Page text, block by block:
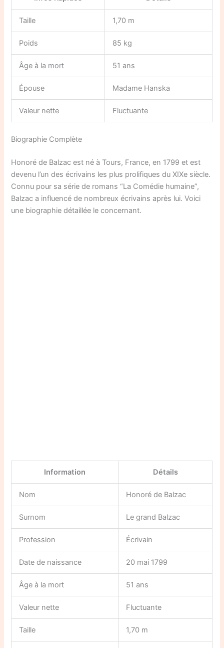
Taille 1,70 m
Poids 85 kg
Âge à la mort 51 ans
Épouse Madame Hanska
Valeur nette Fluctuante
Biographie Complète
Honoré de Balzac est né à Tours, France, en 1799 et est
devenu l’un des écrivains les plus prolifiques du XIXe siècle.
Connu pour sa série de romans “La Comédie humaine”,
Balzac a influencé de nombreux écrivains après lui. Voici
une biographie détaillée le concernant.
Information Détails
Nom Honoré de Balzac
Surnom Le grand Balzac
Profession Écrivain
Date de naissance 20 mai 1799
Âge à la mort 51 ans
Valeur nette Fluctuante
Taille 1,70 m